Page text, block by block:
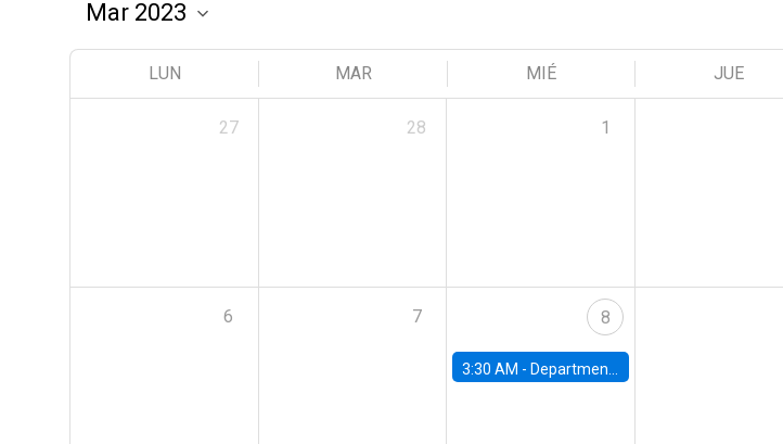
LUN MAR MIÉ JUE
27 28 1
6 7 8
3:30 AM - Department Seminar: James Robinson